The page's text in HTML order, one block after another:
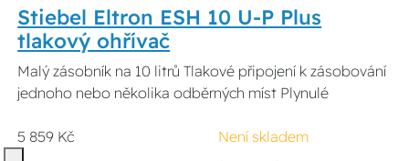
Stiebel Eltron ESH 10 U-P Plus
tlakový ohřívač
Malý zásobník na 10 litrů Tlakové připojení k zásobování
jednoho nebo několika odběrných míst Plynulé
5 859 Kč
Není skladem